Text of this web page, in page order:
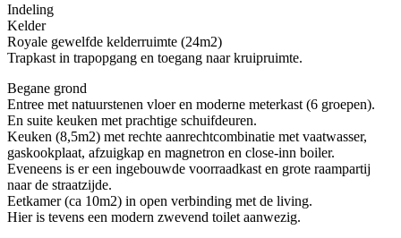
Indeling
Kelder
Royale gewelfde kelderruimte (24m2)
Trapkast in trapopgang en toegang naar kruipruimte.
Begane grond
Entree met natuurstenen vloer en moderne meterkast (6 groepen).
En suite keuken met prachtige schuifdeuren.
Keuken (8,5m2) met rechte aanrechtcombinatie met vaatwasser,
gaskookplaat, afzuigkap en magnetron en close-inn boiler.
Eveneens is er een ingebouwde voorraadkast en grote raampartij
naar de straatzijde.
Eetkamer (ca 10m2) in open verbinding met de living.
Hier is tevens een modern zwevend toilet aanwezig.